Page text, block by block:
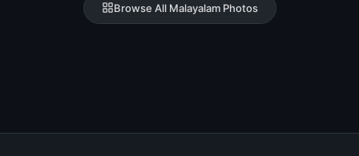
Browse All Malayalam Photos